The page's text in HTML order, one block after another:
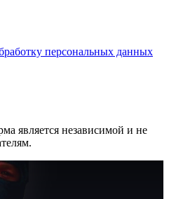
персональных данных
является независимой и не